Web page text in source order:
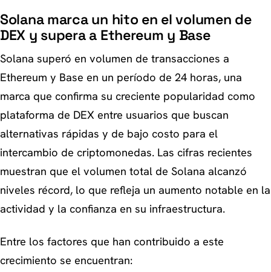
Solana marca un hito en el volumen de
DEX y supera a Ethereum y Base
Solana superó en volumen de transacciones a
Ethereum y Base en un período de 24 horas, una
marca que confirma su creciente popularidad como
plataforma de DEX entre usuarios que buscan
alternativas rápidas y de bajo costo para el
intercambio de criptomonedas. Las cifras recientes
muestran que el volumen total de Solana alcanzó
niveles récord, lo que refleja un aumento notable en la
actividad y la confianza en su infraestructura.
Entre los factores que han contribuido a este
crecimiento se encuentran: